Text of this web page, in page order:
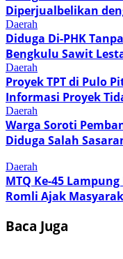
Diperjualbelikan
Daerah
Diduga Di-PHK
Bengkulu Sawit
Daerah
Proyek TPT di Pulo
Informasi Proyek
Daerah
Warga Soroti
Diduga Salah
Daerah
MTQ Ke-45
Romli Ajak
Baca Juga